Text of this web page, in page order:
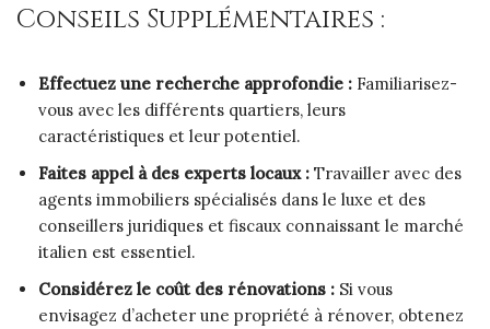
Conseils Supplémentaires :
Effectuez une recherche approfondie : Familiarisez-
vous avec les différents quartiers, leurs
caractéristiques et leur potentiel.
Faites appel à des experts locaux : Travailler avec des
agents immobiliers spécialisés dans le luxe et des
conseillers juridiques et fiscaux connaissant le marché
italien est essentiel.
Considérez le coût des rénovations : Si vous
envisagez d’acheter une propriété à rénover, obtenez